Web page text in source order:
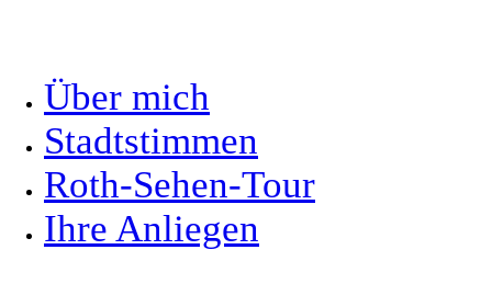
Über mich
Stadtstimmen
Roth-Sehen-Tour
Ihre Anliegen